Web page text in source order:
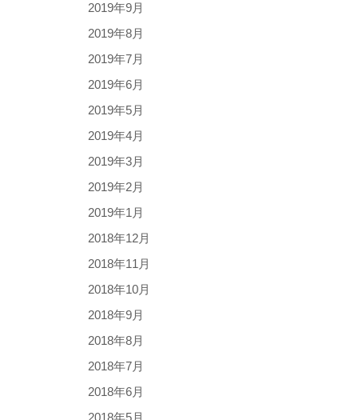
2019年9月
2019年8月
2019年7月
2019年6月
2019年5月
2019年4月
2019年3月
2019年2月
2019年1月
2018年12月
2018年11月
2018年10月
2018年9月
2018年8月
2018年7月
2018年6月
2018年5月